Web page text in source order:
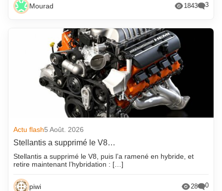
Mourad 1843 3
Actu flash5 Août. 2026
Stellantis a supprimé le V8…
Stellantis a supprimé le V8, puis l’a ramené en hybride, et
retire maintenant l’hybridation : […]
piwi 28 0